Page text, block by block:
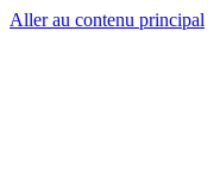
Aller au contenu principal